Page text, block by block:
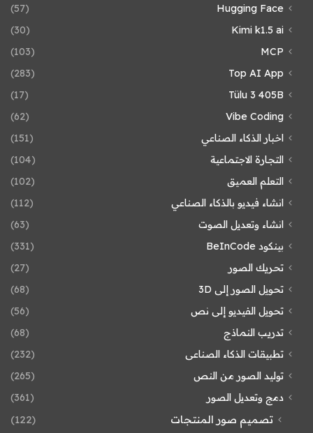
Hugging Face
(57)
Kimi k1.5 ai
(30)
MCP
(103)
Top AI App
(283)
Tülu 3 405B
(17)
Vibe Coding
(62)
اخبار الذكاء الصناعي
(151)
التجارة الاجتماعية
(104)
التعلم العميق
(102)
انشاء فيديو بالذكاء الصناعي
(112)
انشاء وتعديل الصوت
(63)
بينكود BeInCode
(331)
تحريك الصور
(27)
تحويل الصور إلى 3D
(68)
تحويل الفيديو إلى نص
(56)
تدريب النماذج
(68)
تطبيقات الذكاء الصناعى
(232)
توليد الصور من النص
(265)
دمج وتعديل الصور
(361)
تصميم صور المنتجات (122)